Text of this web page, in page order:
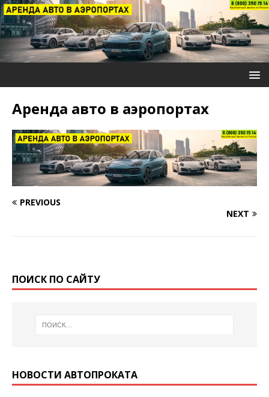
Аренда авто в аэропортах
PREVIOUS
NEXT
ПОИСК ПО САЙТУ
НОВОСТИ АВТОПРОКАТА